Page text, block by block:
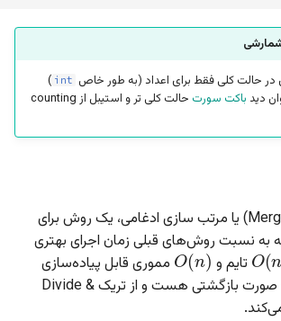
حالت کلی فقط برای اعداد (به طور خاص int
)
دید باکت سورت
حالت کلی تر و استیبل از counting
مرج سورت (Merge Sort) یا مرتب سازی ادغامی، یک روش برای
نسبت روش‌های قبلی زمان اجرای بهتریO(
تایم و
O(n)
مموری قابل پیاده‌سازی
است. این سورت به صورت بازگشتی هست و از تریک Divide &